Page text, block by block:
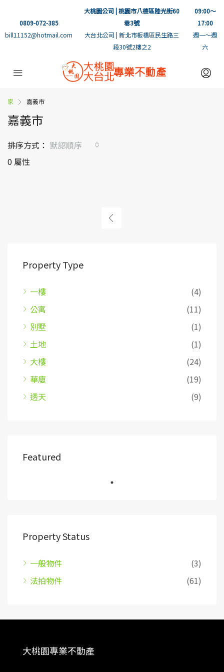
0809-072-385
bill11152@hotmail.com
大桃園公司 | 桃園市八德區陸光街60
巷3號
大台北公司 | 新北市板橋區民生路三
段30號2樓之2
09:00～
17:00
週一～週
六
家 嘉義市
嘉義市
0 屬性
排序方式： 默認順序
Property Type
一樓
(4)
公寓
(11)
別墅
(1)
土地
(1)
大樓
(24)
華廈
(19)
透天
(9)
Featured
Property Status
一般物件
(3)
法拍物件
(61)
大桃園專業不動產